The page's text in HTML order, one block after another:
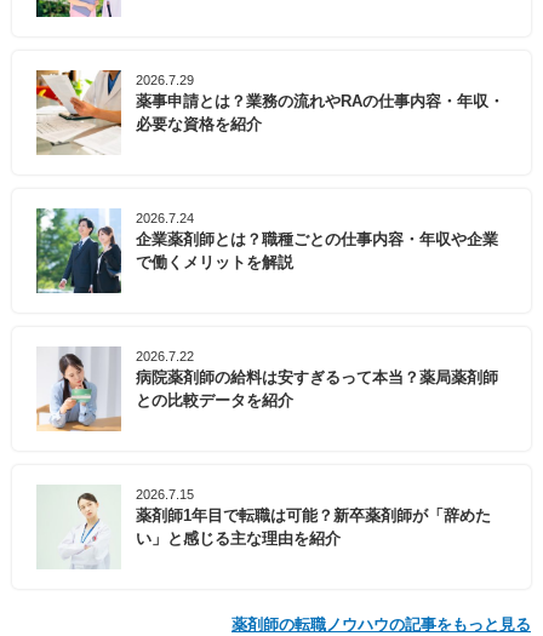
2026.7.29
薬事申請とは？業務の流れやRAの仕事内容・年収・
必要な資格を紹介
2026.7.24
企業薬剤師とは？職種ごとの仕事内容・年収や企業
で働くメリットを解説
2026.7.22
病院薬剤師の給料は安すぎるって本当？薬局薬剤師
との比較データを紹介
2026.7.15
薬剤師1年目で転職は可能？新卒薬剤師が「辞めた
い」と感じる主な理由を紹介
薬剤師の転職ノウハウの記事をもっと見る